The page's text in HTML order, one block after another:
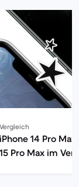
Vergleich
iPhone 14 Pro
15 Pro Max im